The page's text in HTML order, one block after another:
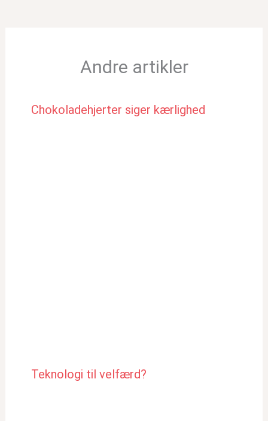
Andre artikler
Chokoladehjerter siger kærlighed
Teknologi til velfærd?